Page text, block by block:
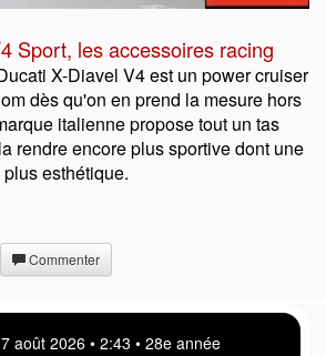
Sport, les accessoires racing
X-Diavel V4 est un power cruiser
dès qu'on en prend la mesure hors
italienne propose tout un tas
rendre encore plus sportive dont une
esthétique.
Commenter
août 2026 • 2:43 • 28e année